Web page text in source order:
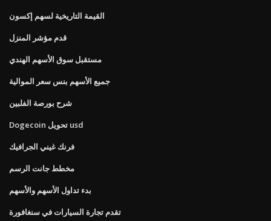
القيمة التاريخية لسهم إكسون
قدم مؤشر المنزل
مستقبل سوق الأسهم الهندي
جميع الأسهم بنس سعر الموالية
شرح بورصة الفلبين
Dogecoin تحويل usd
فرنك غيني الجرافيك
مخطط جانت الرسم
بدء تداول الأسهم والأسهم
تقدم تجارة السيارات في سنغافورة